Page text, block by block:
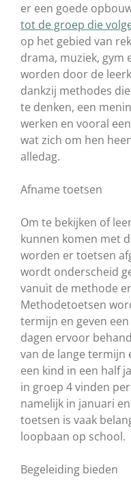
er een goede
tot de groep die
op het gebied van
drama, muziek, gym
worden door de
dankzij methodes
te denken, een
werken en vooral
wat zich om hen
alledag.
Afname toetsen
Om te bekijken of
kunnen komen met
worden er toetsen
wordt onderscheid
vanuit de methode
Methodetoetsen
termijn en geven
dagen ervoor
van de lange termijn
een kind in een half
in groep 4 vinden
namelijk in januari
toetsen is vaak
loopbaan op school.
Begeleiding bieden